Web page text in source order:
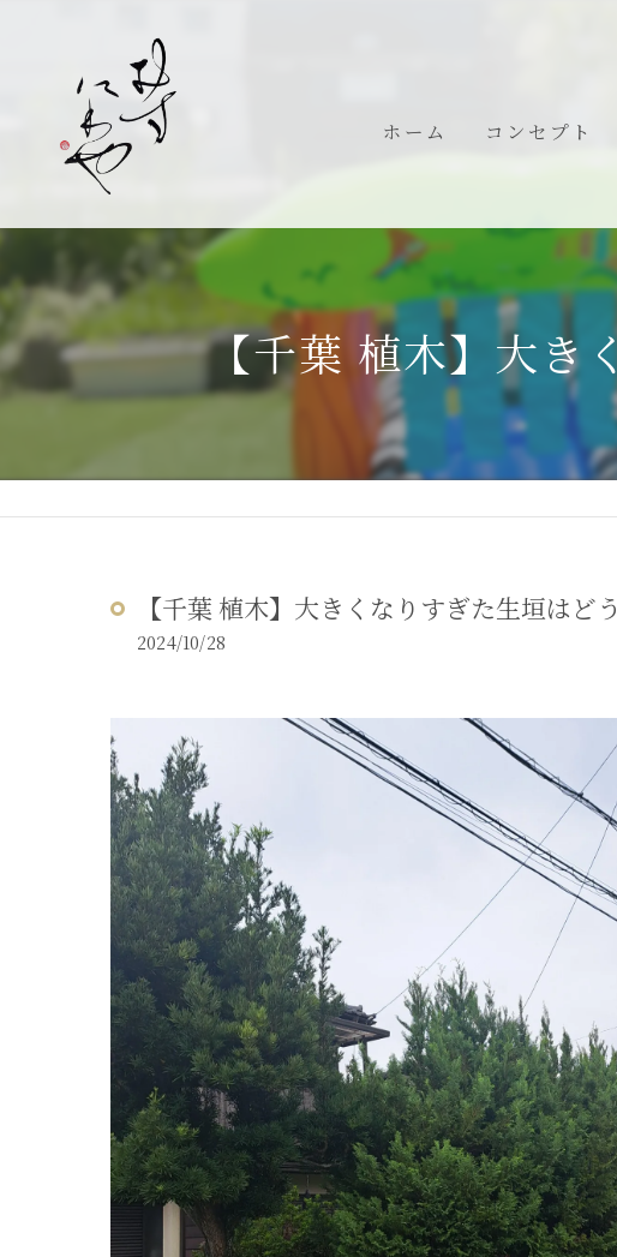
ホーム コンセプト
【千葉 植木】大き
【千葉 植木】大きくなりすぎた生垣はど
2024/10/28